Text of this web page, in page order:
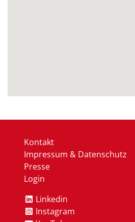
Kontakt
Impressum & Datenschutz
Presse
Login
Linkedin
Instagram